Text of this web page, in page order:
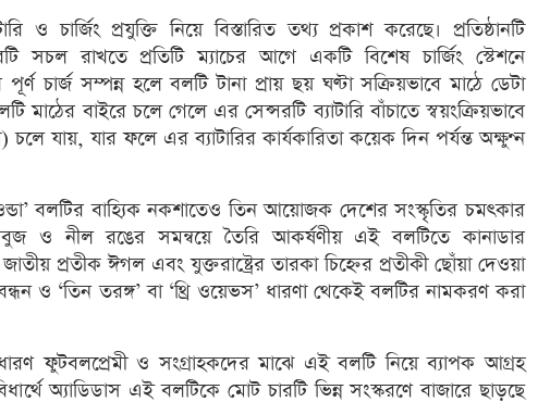
ও চার্জিং প্রযুক্তি নিয়ে বিস্তারিত তথ্য প্রকাশ করেছে। প্রতিষ্ঠানটি
সচল রাখতে প্রতিটি ম্যাচের আগে একটি বিশেষ চার্জিং স্টেশনে
চার্জ সম্পন্ন হলে বলটি টানা প্রায় ছয় ঘণ্টা সক্রিয়ভাবে মাঠে ডেটা
মাঠের বাইরে চলে গেলে এর সেন্সরটি ব্যাটারি বাঁচাতে স্বয়ংক্রিয়ভাবে
চলে যায়, যার ফলে এর ব্যাটারির কার্যকারিতা কয়েক দিন পর্যন্ত অক্ষুণ্ন
বলটির বাহ্যিক নকশাতেও তিন আয়োজক দেশের সংস্কৃতির চমৎকার
ও নীল রঙের সমন্বয়ে তৈরি আকর্ষণীয় এই বলটিতে কানাডার
প্রতীক ঈগল এবং যুক্তরাষ্ট্রের তারকা চিহ্নের প্রতীকী ছোঁয়া দেওয়া
ও ‘তিন তরঙ্গ’ বা ‘থ্রি ওয়েভস’ ধারণা থেকেই বলটির নামকরণ করা
ফুটবলপ্রেমী ও সংগ্রাহকদের মাঝে এই বলটি নিয়ে ব্যাপক আগ্রহ
অ্যাডিডাস এই বলটিকে মোট চারটি ভিন্ন সংস্করণে বাজারে ছাড়ছে